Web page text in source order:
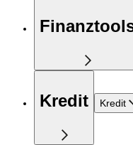
Kredit Kredit